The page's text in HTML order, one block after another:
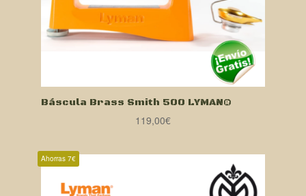
Báscula Brass Smith 500 LYMAN®
119,00€
Ahorras 7€